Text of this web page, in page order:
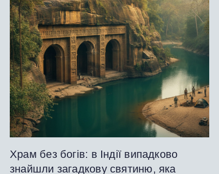
Храм без богів: в Індії випадково
знайшли загадкову святиню, яка